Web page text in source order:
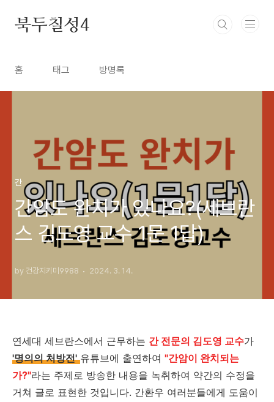
북두칠성4
홈 태그 방명록
간
간암도 완치가 있나요?(세브란
스 김도영 교수 1문 1답)
by 건강지키미9988 2024. 3. 14.
연세대 세브란스에서 근무하는 간 전문의 김도영 교수가
'명의의 처방전' 유튜브에 출연하여 "간암이 완치되는
가?"라는 주제로 방송한 내용을 녹취하여 약간의 수정을
거쳐 글로 표현한 것입니다. 간환우 여러분들에게 도움이